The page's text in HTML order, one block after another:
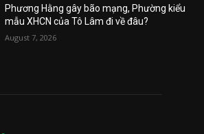
Phương Hằng gây bão mạng, Phường kiểu
mẫu XHCN của Tô Lâm đi về đâu?
August 7, 2026